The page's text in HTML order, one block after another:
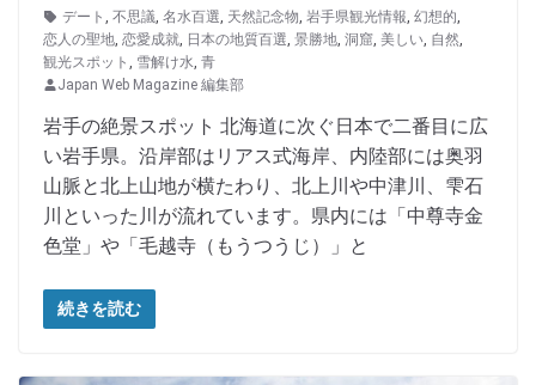
デート 不思議 名水百選 天然記念物 岩手県観光情報 幻想的
恋人の聖地 恋愛成就 日本の地質百選 景勝地 洞窟 美しい 自然
観光スポット
雪解け水 青
Japan Web Magazine 編集部
岩手の絶景スポット 北海道に次ぐ日本で二番目に広
い岩手県。沿岸部はリアス式海岸、内陸部には奥羽
山脈と北上山地が横たわり、北上川や中津川、雫石
川といった川が流れています。県内には「中尊寺金
色堂」や「毛越寺（もうつうじ）」と
続きを読む